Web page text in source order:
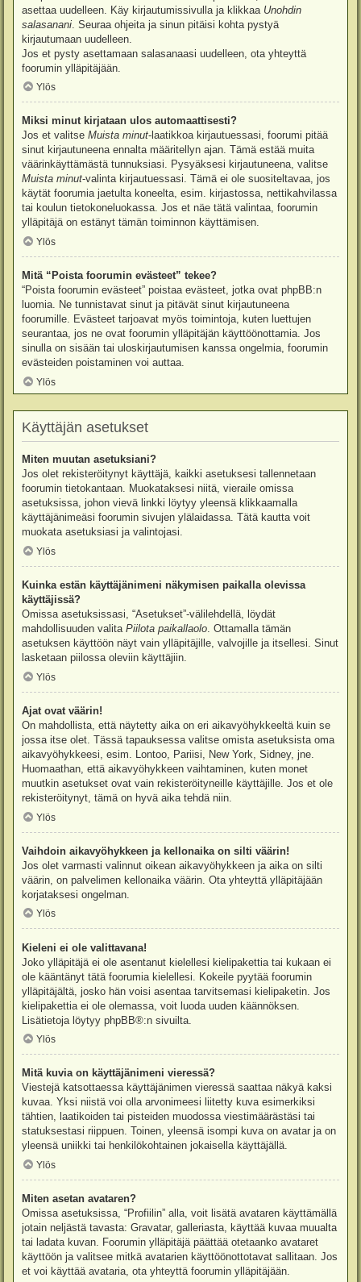
asettaa uudelleen. Käy kirjautumissivulla ja klikkaa Unohdin
salasanani . Seuraa ohjeita ja sinun pitäisi kohta pystyä
kirjautumaan uudelleen.
Jos et pysty asettamaan salasanaasi uudelleen, ota yhteyttä
foorumin ylläpitäjään.
Ylös
Miksi minut kirjataan ulos automaattisesti?
Jos et valitse Muista minut-laatikkoa kirjautuessasi, foorumi pitää
sinut kirjautuneena ennalta määritellyn ajan. Tämä estää muita
väärinkäyttämästä tunnuksiasi. Pysyäksesi kirjautuneena, valitse
Muista minut-valinta kirjautuessasi. Tämä ei ole suositeltavaa, jos
käytät foorumia jaetulta koneelta, esim. kirjastossa, nettikahvilassa
tai koulun tietokoneluokassa. Jos et näe tätä valintaa, foorumin
ylläpitäjä on estänyt tämän toiminnon käyttämisen.
Ylös
Mitä “Poista foorumin evästeet” tekee?
“Poista foorumin evästeet” poistaa evästeet, jotka ovat phpBB:n
luomia. Ne tunnistavat sinut ja pitävät sinut kirjautuneena
foorumille. Evästeet tarjoavat myös toimintoja, kuten luettujen
seurantaa, jos ne ovat foorumin ylläpitäjän käyttöönottamia. Jos
sinulla on sisään tai uloskirjautumisen kanssa ongelmia, foorumin
evästeiden poistaminen voi auttaa.
Ylös
Käyttäjän asetukset
Miten muutan asetuksiani?
Jos olet rekisteröitynyt käyttäjä, kaikki asetuksesi tallennetaan
foorumin tietokantaan. Muokataksesi niitä, vieraile omissa
asetuksissa, johon vievä linkki löytyy yleensä klikkaamalla
käyttäjänimeäsi foorumin sivujen ylälaidassa. Tätä kautta voit
muokata asetuksiasi ja valintojasi.
Ylös
Kuinka estän käyttäjänimeni näkymisen paikalla olevissa
käyttäjissä?
Omissa asetuksissasi, “Asetukset”-välilehdellä, löydät
mahdollisuuden valita Piilota paikallaolo. Ottamalla tämän
asetuksen käyttöön näyt vain ylläpitäjille, valvojille ja itsellesi. Sinut
lasketaan piilossa oleviin käyttäjiin.
Ylös
Ajat ovat väärin!
On mahdollista, että näytetty aika on eri aikavyöhykkeeltä kuin se
jossa itse olet. Tässä tapauksessa valitse omista asetuksista oma
aikavyöhykkeesi, esim. Lontoo, Pariisi, New York, Sidney, jne.
Huomaathan, että aikavyöhykkeen vaihtaminen, kuten monet
muutkin asetukset ovat vain rekisteröityneille käyttäjille. Jos et ole
rekisteröitynyt, tämä on hyvä aika tehdä niin.
Ylös
Vaihdoin aikavyöhykkeen ja kellonaika on silti väärin!
Jos olet varmasti valinnut oikean aikavyöhykkeen ja aika on silti
väärin, on palvelimen kellonaika väärin. Ota yhteyttä ylläpitäjään
korjataksesi ongelman.
Ylös
Kieleni ei ole valittavana!
Joko ylläpitäjä ei ole asentanut kielellesi kielipakettia tai kukaan ei
ole kääntänyt tätä foorumia kielellesi. Kokeile pyytää foorumin
ylläpitäjältä, josko hän voisi asentaa tarvitsemasi kielipaketin. Jos
kielipakettia ei ole olemassa, voit luoda uuden käännöksen.
Lisätietoja löytyy phpBB®:n sivuilta.
Ylös
Mitä kuvia on käyttäjänimeni vieressä?
Viestejä katsottaessa käyttäjänimen vieressä saattaa näkyä kaksi
kuvaa. Yksi niistä voi olla arvonimeesi liitetty kuva esimerkiksi
tähtien, laatikoiden tai pisteiden muodossa viestimäärästäsi tai
statuksestasi riippuen. Toinen, yleensä isompi kuva on avatar ja on
yleensä uniikki tai henkilökohtainen jokaisella käyttäjällä.
Ylös
Miten asetan avataren?
Omissa asetuksissa, “Profiilin” alla, voit lisätä avataren käyttämällä
jotain neljästä tavasta: Gravatar, galleriasta, käyttää kuvaa muualta
tai ladata kuvan. Foorumin ylläpitäjä päättää otetaanko avataret
käyttöön ja valitsee mitkä avatarien käyttöönottotavat sallitaan. Jos
et voi käyttää avataria, ota yhteyttä foorumin ylläpitäjään.